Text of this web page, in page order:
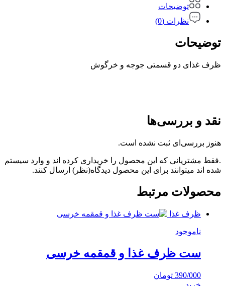
توضیحات
نظرات (0)
توضیحات
ظرف غذای دو قسمتی جوجه و خرگوش
نقد و بررسی‌ها
هنوز بررسی‌ای ثبت نشده است.
.فقط مشتریانی که این محصول را خریداری کرده اند و وارد سیستم
شده اند میتوانند برای این محصول دیدگاه(نظر) ارسال کنند.
محصولات مرتبط
ظرف غذا
ناموجود
ست ظرف غذا و قمقمه خرسی
390/000 تومان